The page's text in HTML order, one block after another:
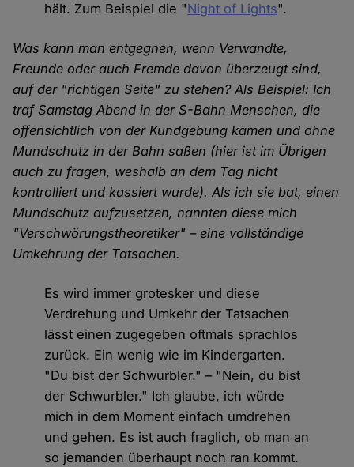
hält. Zum Beispiel die "Night of Lights".
Was kann man entgegnen, wenn Verwandte,
Freunde oder auch Fremde davon überzeugt sind,
auf der "richtigen Seite" zu stehen? Als Beispiel: Ich
traf Samstag Abend in der S-Bahn Menschen, die
offensichtlich von der Kundgebung kamen und ohne
Mundschutz in der Bahn saßen (hier ist im Übrigen
auch zu fragen, weshalb an dem Tag nicht
kontrolliert und kassiert wurde). Als ich sie bat, einen
Mundschutz aufzusetzen, nannten diese mich
"Verschwörungstheoretiker" – eine vollständige
Umkehrung der Tatsachen.
Es wird immer grotesker und diese
Verdrehung und Umkehr der Tatsachen
lässt einen zugegeben oftmals sprachlos
zurück. Ein wenig wie im Kindergarten.
"Du bist der Schwurbler." – "Nein, du bist
der Schwurbler." Ich glaube, ich würde
mich in dem Moment einfach umdrehen
und gehen. Es ist auch fraglich, ob man an
so jemanden überhaupt noch ran kommt.